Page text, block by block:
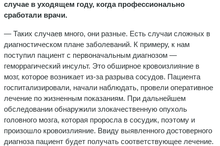
случае в уходящем году, когда профессионально
сработали врачи.
— Таких случаев много, они разные. Есть случаи сложных в
диагностическом плане заболеваний. К примеру, к нам
поступил пациент с первоначальным диагнозом —
геморрагический инсульт. Это обширное кровоизлияние в
мозг, которое возникает из-за разрыва сосудов. Пациента
госпитализировали, начали наблюдать, провели оперативное
лечение по жизненным показаниям. При дальнейшем
обследовании обнаружили злокачественную опухоль
головного мозга, которая проросла в сосудик, поэтому и
произошло кровоизлияние. Ввиду выявленного достоверного
диагноза пациент будет получать соответствующее лечение.